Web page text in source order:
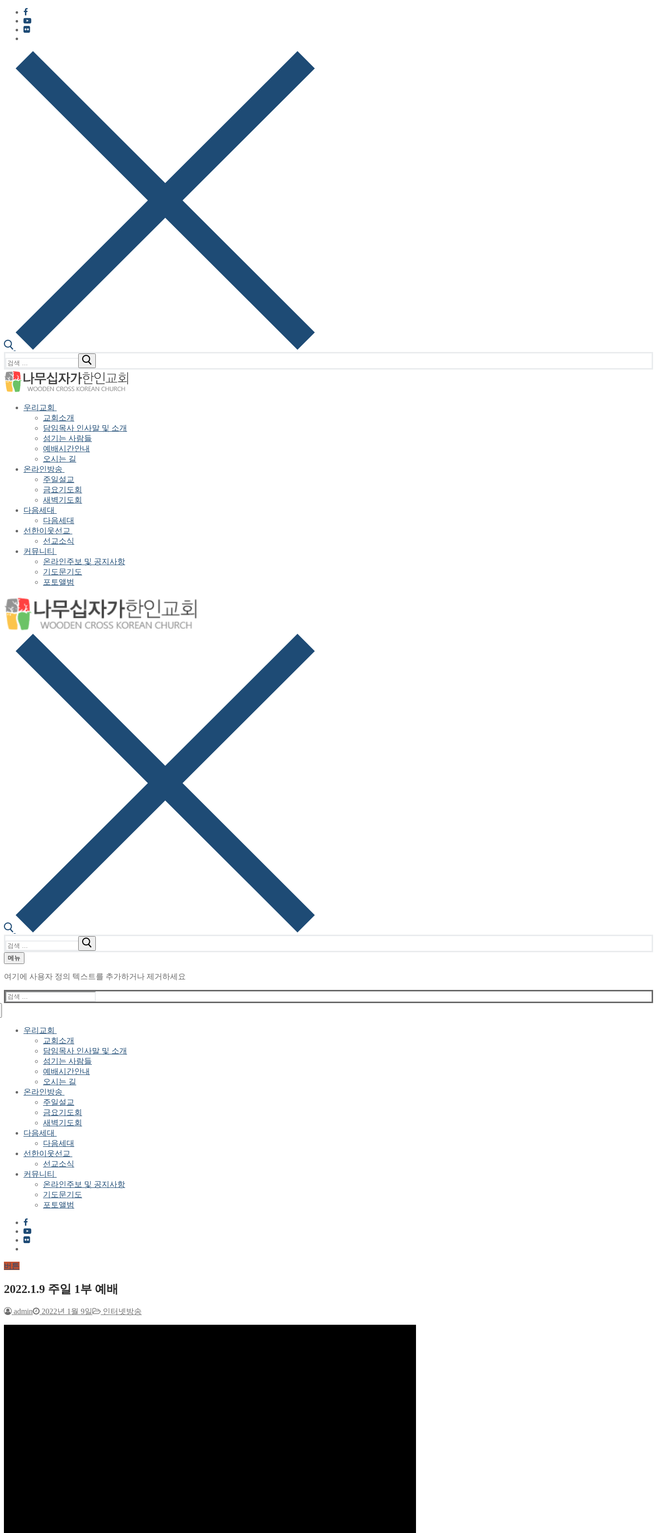
색
:
우리교회
교회소개
담임목사 인사말 및 소개
섬기는 사람들
예배시간안내
오시는 길
온라인방송
주일설교
금요기도회
새벽기도회
다음세대
다음세대
선한이웃선교
선교소식
커뮤니티
온라인주보 및 공지사항
기도문기도
포토앨범
색
메뉴
여기에 사용자 정의 텍스트를 추가하거나 제거하세요
검
색
우리교회
교회소개
담임목사 인사말 및 소개
섬기는 사람들
예배시간안내
오시는 길
온라인방송
주일설교
금요기도회
새벽기도회
다음세대
다음세대
선한이웃선교
선교소식
커뮤니티
온라인주보 및 공지사항
기도문기도
포토앨범
버튼
2022.1.9 주일 1부 예배
admin 2022년 1월 9일 인터넷방송